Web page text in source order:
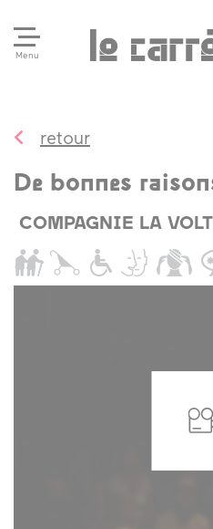
Menu
retour
De bonnes
COMPAGNIE LA